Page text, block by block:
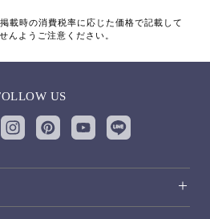
載時の消費税率に応じた価格で記載して
んようご注意ください。
US